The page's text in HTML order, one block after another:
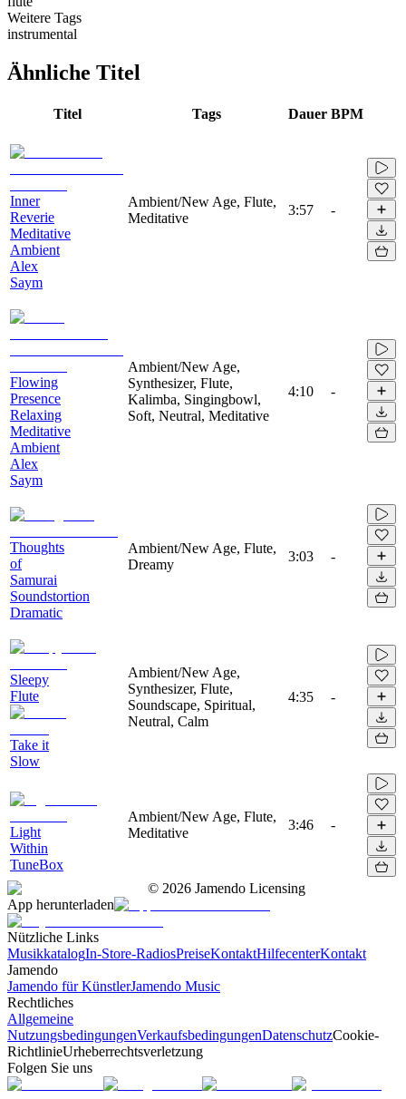
Weitere Tags
instrumental
Ähnliche Titel
Titel Tags Dauer BPM
Inner
Reverie
Meditative
Ambient
Alex
Saym
Ambient/New Age, Flute,
Meditative
3:57 -
Flowing
Presence
Relaxing
Meditative
Ambient
Alex
Saym
Ambient/New Age,
Synthesizer, Flute,
Kalimba, Singingbowl,
Soft, Neutral, Meditative
4:10 -
Thoughts
of
Samurai
Soundstortion
Dramatic
Ambient/New Age, Flute,
Dreamy
3:03 -
Sleepy
Flute
Take it
Slow
Ambient/New Age,
Synthesizer, Flute,
Soundscape, Spiritual,
Neutral, Calm
4:35 -
Light
Within
TuneBox
Ambient/New Age, Flute,
Meditative
3:46 -
© 2026 Jamendo Licensing
App herunterladen
Nützliche Links
MusikkatalogIn-Store-RadiosPreiseKontaktHilfecenterKontakt
Jamendo
Jamendo für KünstlerJamendo Music
Rechtliches
Allgemeine
NutzungsbedingungenVerkaufsbedingungenDatenschutzCookie-
RichtlinieUrheberrechtsverletzung
Folgen Sie uns